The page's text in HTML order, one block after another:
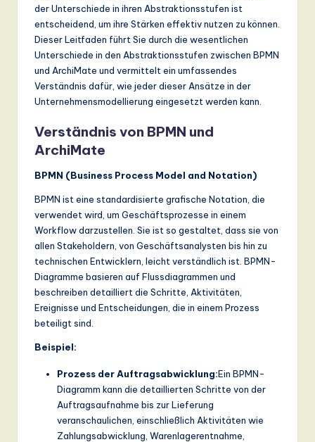
T
d
in
A
S
o
ft
der Unterschiede in ihren Abstraktionsstufen ist
entscheidend, um ihre Stärken effektiv nutzen zu können.
Dieser Leitfaden führt Sie durch die wesentlichen
Unterschiede in den Abstraktionsstufen zwischen BPMN
und ArchiMate und vermittelt ein umfassendes
Verständnis dafür, wie jeder dieser Ansätze in der
Unternehmensmodellierung eingesetzt werden kann.
Verständnis von BPMN und
ArchiMate
BPMN (Business Process Model and Notation)
BPMN ist eine standardisierte grafische Notation, die
verwendet wird, um Geschäftsprozesse in einem
Workflow darzustellen. Sie ist so gestaltet, dass sie von
allen Stakeholdern, von Geschäftsanalysten bis hin zu
technischen Entwicklern, leicht verständlich ist. BPMN-
Diagramme basieren auf Flussdiagrammen und
beschreiben detailliert die Schritte, Aktivitäten,
Ereignisse und Entscheidungen, die in einem Prozess
beteiligt sind.
Beispiel:
Prozess der Auftragsabwicklung:Ein BPMN-
Diagramm kann die detaillierten Schritte von der
Auftragsaufnahme bis zur Lieferung
veranschaulichen, einschließlich Aktivitäten wie
Zahlungsabwicklung, Warenlagerentnahme,